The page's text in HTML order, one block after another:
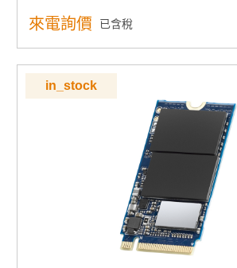
系統整合：內建 GUI 管理工具與軟體
與彈性開發
效能特性：支援 AHCI 模式，優化資料
產品諮詢服務：規格諮詢 / 案場規劃 /
來電詢價 已含稅
in_stock